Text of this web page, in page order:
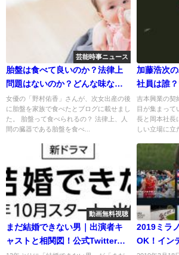
芸能時事ニュース
胎盤は食べて良いのか？法律上
問題はないのか？どんな味なの
か？
女優の「野村佑香」さんが、次女出産の後
に胎盤を家族で食べたとブログに載せまし
た。 胎盤って食べられるの？ 法律上、人
間の臓器である胎盤を食べ...
加藤浩次
社員は誰？
前は？
吉本興業の契
目が集まって
長と岡本社長
しい立場に立
動画無料視聴
まだ結婚できない男｜出演者キ
ャストと相関図！公式Twitter＆
2019ミラ
OK！イン